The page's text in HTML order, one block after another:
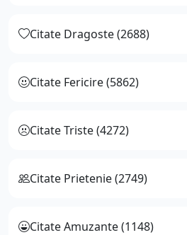
Citate Dragoste (2688)
Citate Fericire (5862)
Citate Triste (4272)
Citate Prietenie (2749)
Citate Amuzante (1148)